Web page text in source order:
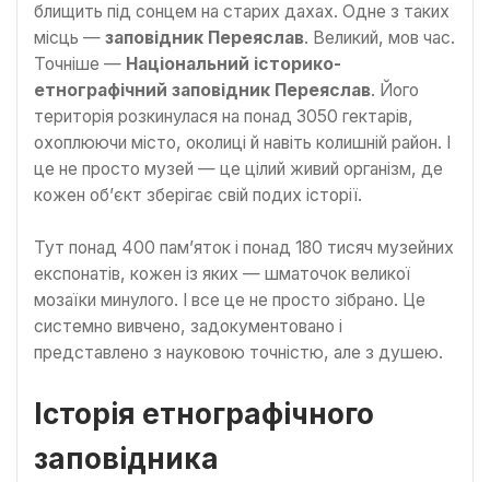
блищить під сонцем на старих дахах. Одне з таких
місць — заповідник Переяслав. Великий, мов час.
Точніше — Національний історико-
етнографічний заповідник Переяслав. Його
територія розкинулася на понад 3050 гектарів,
охоплюючи місто, околиці й навіть колишній район. І
це не просто музей — це цілий живий організм, де
кожен об’єкт зберігає свій подих історії.
Тут понад 400 пам’яток і понад 180 тисяч музейних
експонатів, кожен із яких — шматочок великої
мозаїки минулого. І все це не просто зібрано. Це
системно вивчено, задокументовано і
представлено з науковою точністю, але з душею.
Історія етнографічного
заповідника